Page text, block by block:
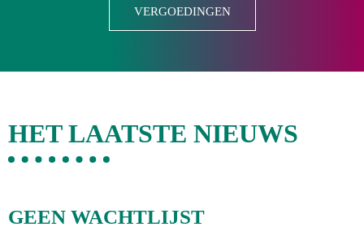
VERGOEDINGEN
HET LAATSTE NIEUWS
GEEN WACHTLIJST